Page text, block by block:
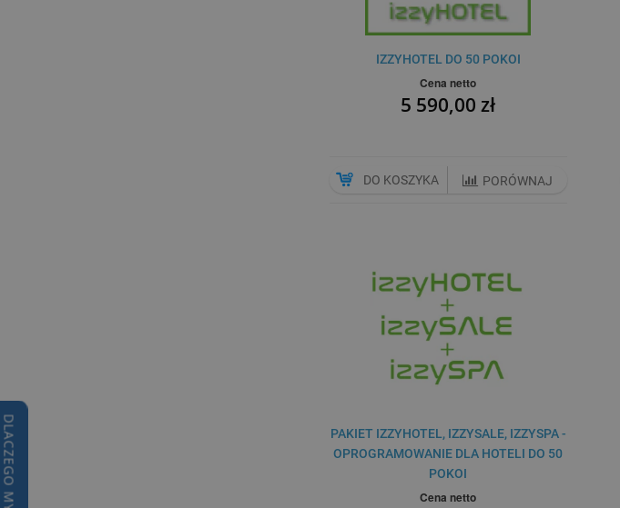
DLACZEGO MY?
IZZYHOTEL DO 50 POKOI
Cena netto
5 590,00 zł
DO KOSZYKA PORÓWNAJ
PAKIET IZZYHOTEL, IZZYSALE, IZZYSPA -
OPROGRAMOWANIE DLA HOTELI DO 50
POKOI
Cena netto